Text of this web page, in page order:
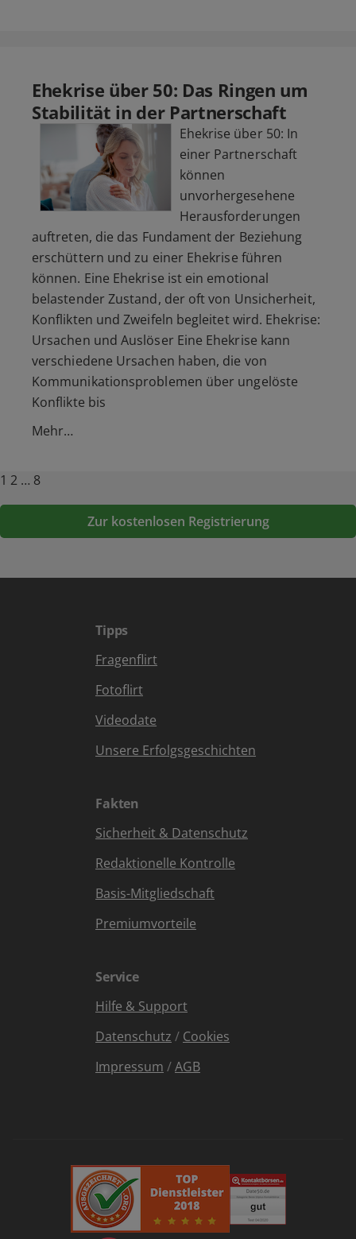
Ehekrise über 50: Das Ringen um
Stabilität in der Partnerschaft
Ehekrise über 50: In
einer Partnerschaft
können
unvorhergesehene
Herausforderungen
auftreten, die das Fundament der Beziehung
erschüttern und zu einer Ehekrise führen
können. Eine Ehekrise ist ein emotional
belastender Zustand, der oft von Unsicherheit,
Konflikten und Zweifeln begleitet wird. Ehekrise:
Ursachen und Auslöser Eine Ehekrise kann
verschiedene Ursachen haben, die von
Kommunikationsproblemen über ungelöste
Konflikte bis
Mehr…
Posts
pagination
Page
1 Page
2 … Page
8Next
Zur kostenlosen Registrierung
Tipps
Fragenflirt
Fotoflirt
Videodate
Unsere Erfolgsgeschichten
Fakten
Sicherheit & Datenschutz
Redaktionelle Kontrolle
Basis-Mitgliedschaft
Premiumvorteile
Service
Hilfe & Support
Datenschutz / Cookies
Impressum /AGB